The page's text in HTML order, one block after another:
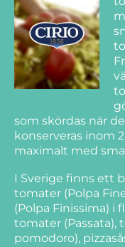
som skördas när
konserveras inom
maximalt med
I Sverige finns ett
tomater (Polpa
(Polpa Finissima) i
tomater (Passata),
pomodoro),